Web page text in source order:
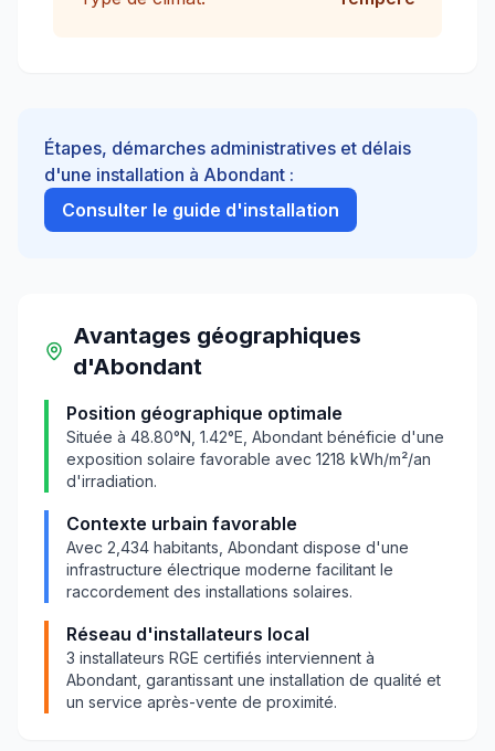
Étapes, démarches administratives et délais
d'une installation à Abondant :
Consulter le guide d'installation
Avantages géographiques
d'Abondant
Position géographique optimale
Située à 48.80°N, 1.42°E, Abondant bénéficie d'une
exposition solaire favorable avec 1218 kWh/m²/an
d'irradiation.
Contexte urbain favorable
Avec 2,434 habitants, Abondant dispose d'une
infrastructure électrique moderne facilitant le
raccordement des installations solaires.
Réseau d'installateurs local
3 installateurs RGE certifiés interviennent à
Abondant , garantissant une installation de qualité et
un service après-vente de proximité.